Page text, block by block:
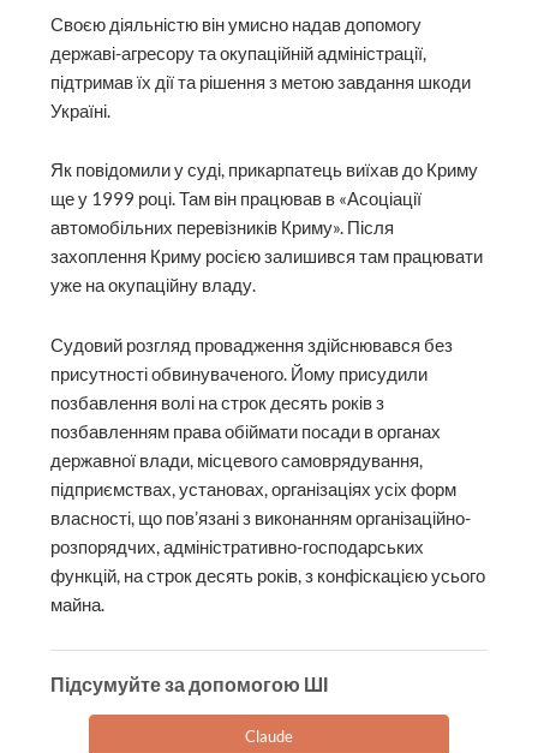
Своєю діяльністю він умисно надав допомогу
державі-агресору та окупаційній адміністрації,
підтримав їх дії та рішення з метою завдання шкоди
Україні.
Як повідомили у суді, прикарпатець виїхав до Криму
ще у 1999 році. Там він працював в «Асоціації
автомобільних перевізників Криму». Після
захоплення Криму росією залишився там працювати
уже на окупаційну владу.
Судовий розгляд провадження здійснювався без
присутності обвинуваченого. Йому присудили
позбавлення волі на строк десять років з
позбавленням права обіймати посади в органах
державної влади, місцевого самоврядування,
підприємствах, установах, організаціях усіх форм
власності, що пов’язані з виконанням організаційно-
розпорядчих, адміністративно-господарських
функцій, на строк десять років, з конфіскацією усього
майна.
Підсумуйте за допомогою ШІ
Claude